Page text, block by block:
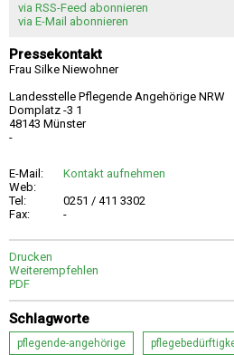
via RSS-Feed abonnieren
via E-Mail abonnieren
Pressekontakt
Frau Silke Niewohner
Landesstelle Pflegende Angehörige NRW
Domplatz -3 1
48143 Münster
-
E-Mail:
Kontakt aufnehmen
Web:
Tel:
0251 / 411 3302
Fax:
-
Drucken
Weiterempfehlen
PDF
Schlagworte
pflegende-angehörige